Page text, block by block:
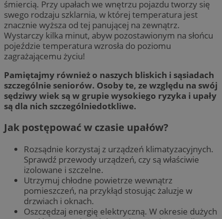
śmiercią. Przy upałach we wnętrzu pojazdu tworzy się
swego rodzaju szklarnia, w której temperatura jest
znacznie wyższa od tej panującej na zewnątrz.
Wystarczy kilka minut, abyw pozostawionym na słońcu
pojeździe temperatura wzrosła do poziomu
zagrażającemu życiu!
Pamiętajmy również o naszych bliskich i sąsiadach
szczególnie seniorów. Osoby te, ze względu na swój
sędziwy wiek są w grupie wysokiego ryzyka i upały
są dla nich szczególniedotkliwe.
Jak postępować w czasie upałów?
Rozsądnie korzystaj z urządzeń klimatyzacyjnych.
Sprawdź przewody urządzeń, czy są właściwie
izolowane i szczelne.
Utrzymuj chłodne powietrze wewnątrz
pomieszczeń, na przykłąd stosując żaluzje w
drzwiach i oknach.
Oszczędzaj energię elektryczną. W okresie dużych